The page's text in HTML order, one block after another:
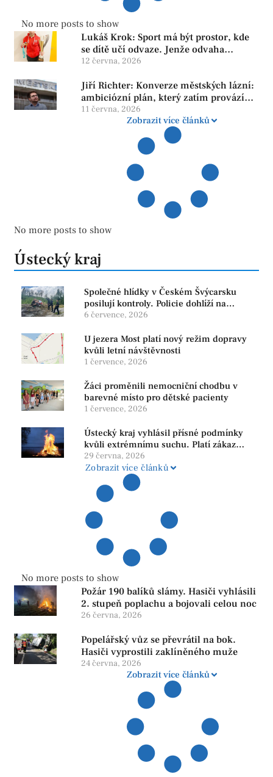
No more posts to show
Lukáš Krok: Sport má být prostor, kde
se dítě učí odvaze. Jenže odvaha
neroste tam, kde se bojí udělat chybu.
12 června, 2026
Jiří Richter: Konverze městských lázní:
ambiciózní plán, který zatím provází
více otazníků než jistot
11 června, 2026
Zobrazit více článků
No more posts to show
Ústecký kraj
Společné hlídky v Českém Švýcarsku
posilují kontroly. Policie dohlíží na
bezpečnost i ochranu přírody
6 července, 2026
U jezera Most platí nový režim dopravy
kvůli letní návštěvnosti
1 července, 2026
Žáci proměnili nemocniční chodbu v
barevné místo pro dětské pacienty
1 července, 2026
Ústecký kraj vyhlásil přísné podmínky
kvůli extrémnímu suchu. Platí zákaz
ohňů i pyrotechniky
29 června, 2026
Zobrazit více článků
No more posts to show
Požár 190 balíků slámy. Hasiči vyhlásili
2. stupeň poplachu a bojovali celou noc
26 června, 2026
Popelářský vůz se převrátil na bok.
Hasiči vyprostili zaklíněného muže
24 června, 2026
Zobrazit více článků